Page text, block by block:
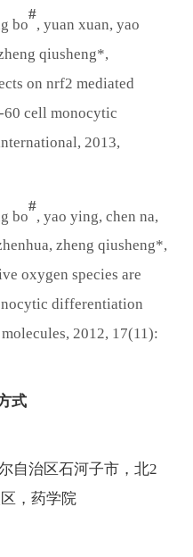
bo
#
, yuan xuan, yao
qiusheng*,
on nrf2 mediated
cell monocytic
2013,
bo
#
, yao ying, chen na,
zheng qiusheng*,
oxygen species are
differentiation
2012, 17(11):
式
自治区石河子市，北2
，药学院